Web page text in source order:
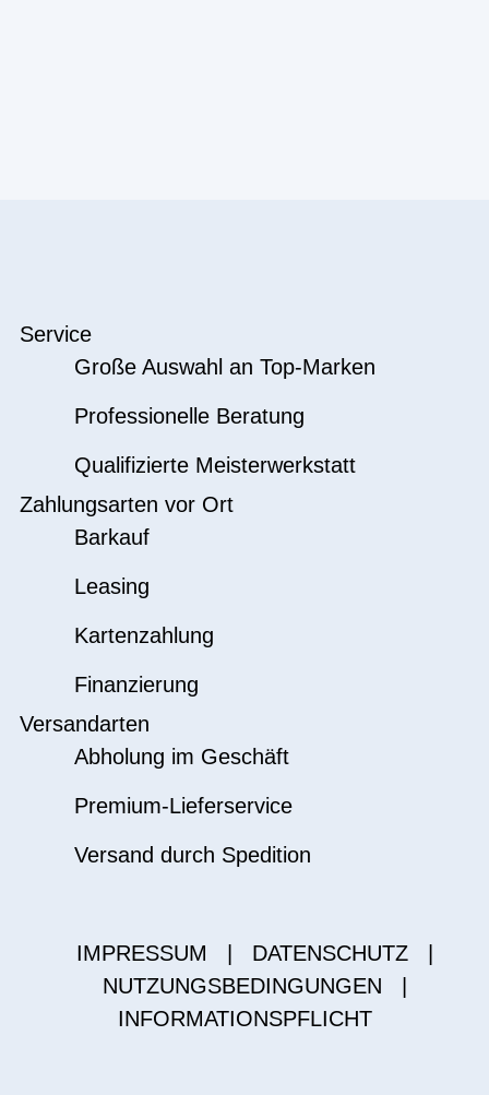
Service
Große Auswahl an Top-Marken
Professionelle Beratung
Qualifizierte Meisterwerkstatt
Zahlungsarten vor Ort
Barkauf
Leasing
Kartenzahlung
Finanzierung
Versandarten
Abholung im Geschäft
Premium-Lieferservice
Versand durch Spedition
IMPRESSUM DATENSCHUTZ
NUTZUNGSBEDINGUNGEN
INFORMATIONSPFLICHT